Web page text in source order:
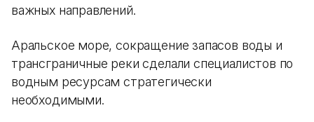
важных направлений.
Аральское море, сокращение запасов воды и
трансграничные реки сделали специалистов по
водным ресурсам стратегически
необходимыми.